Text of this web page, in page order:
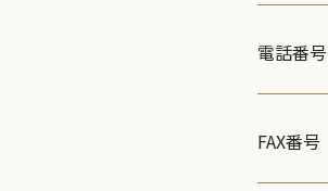
電話番号
FAX番号